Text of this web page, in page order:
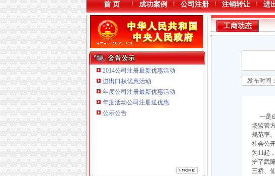
本站导航
首 页 成功案例 公司注册 注销转让 进
2014公司注册最新优惠活动
进出口权优惠活动
年度公司注册最新优惠活动
年度活动公司注册送优惠
公示公告
重庆鸽牌电线电缆有限公司 渝北10010万 (进出口权)
重庆傲志众达投资咨询有限责任公司 渝九1000万 （增资）
重庆海谛升进出口贸易有限公司 渝北100万 （进出口权）
工商动态
发布时间
一是成
场监管
规范率
社会公
为11起
护了武
三桥、